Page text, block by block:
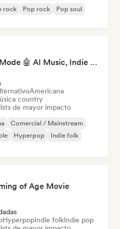
rock Pop rock Pop soul
Pop Machine Mode 🤖 AI Music, Indie Pop & Dream Pop
Americana
country
de mayor impacto
Comercial / Mainstream
Hyperpop
Indie folk
of Age Movie
HyperpopIndie folkIndie pop